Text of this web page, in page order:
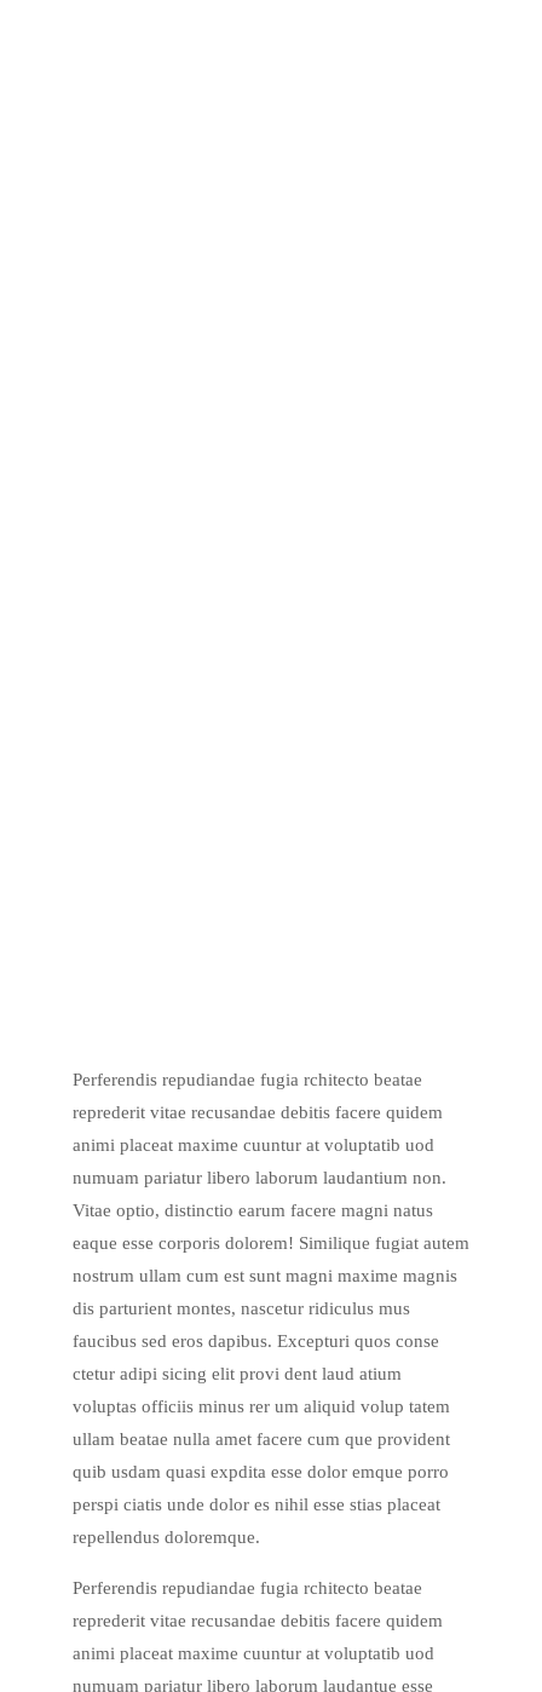
Perferendis repudiandae fugia rchitecto beatae
reprederit vitae recusandae debitis facere quidem
animi placeat maxime cuuntur at voluptatib uod
numuam pariatur libero laborum laudantium non.
Vitae optio, distinctio earum facere magni natus
eaque esse corporis dolorem! Similique fugiat autem
nostrum ullam cum est sunt magni maxime magnis
dis parturient montes, nascetur ridiculus mus
faucibus sed eros dapibus. Excepturi quos conse
ctetur adipi sicing elit provi dent laud atium
voluptas officiis minus rer um aliquid volup tatem
ullam beatae nulla amet facere cum que provident
quib usdam quasi expdita esse dolor emque porro
perspi ciatis unde dolor es nihil esse stias placeat
repellendus doloremque.
Perferendis repudiandae fugia rchitecto beatae
reprederit vitae recusandae debitis facere quidem
animi placeat maxime cuuntur at voluptatib uod
numuam pariatur libero laborum laudantue esse